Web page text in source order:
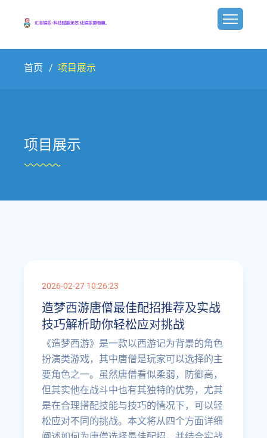
首页 项目展示
项目展示
2026-02-27 10:26:23
造梦西游唐僧最佳配招推荐及实战
技巧解析助你轻松应对挑战
《造梦西游》是一款以西游记为背景的角色
扮演类游戏，其中唐僧是玩家可以选择的主
要角色之一。虽然唐僧看似柔弱，防御高，
但其实他在战斗中也有其独特的优势，尤其
是在合理搭配技能与技巧的情况下，可以轻
松应对不同的挑战。本文将从四个方面详细